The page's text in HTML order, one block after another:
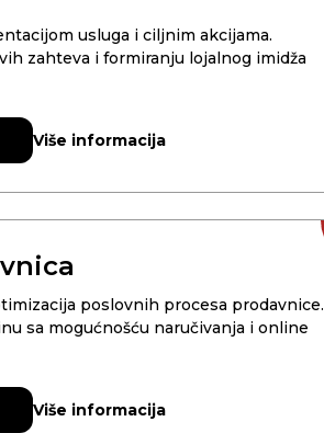
usluga i ciljnim akcijama.
zahteva i formiranju lojalnog imidža
Više informacija
poslovnih procesa prodavnice.
sa mogućnošću naručivanja i online
Više informacija